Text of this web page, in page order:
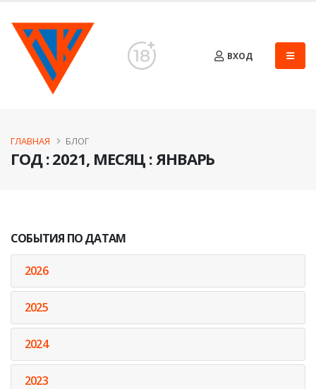
ВХОД
ГОД : 2021, МЕСЯЦ : ЯНВАРЬ
ГЛАВНАЯ БЛОГ
СОБЫТИЯ ПО ДАТАМ
2026
2025
2024
2023